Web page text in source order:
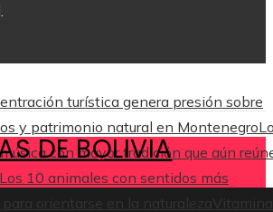
turística genera presión sobre
y patrimonio natural en Montenegro
con mayor tradición que aún
Los 10 animales con sentidos más
para orientarse en la naturaleza
DE BOLIVIA